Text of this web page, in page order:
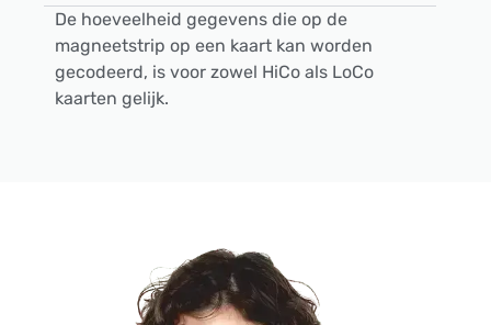
De hoeveelheid gegevens die op de
magneetstrip op een kaart kan worden
gecodeerd, is voor zowel HiCo als LoCo
kaarten gelijk.